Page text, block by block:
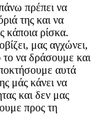
πρέπει να
της και να
κάποια ρίσκα.
μας αγχώνει,
το να δράσουμε και
αυτά
μάς κάνει να
και δεν μας
προς τη